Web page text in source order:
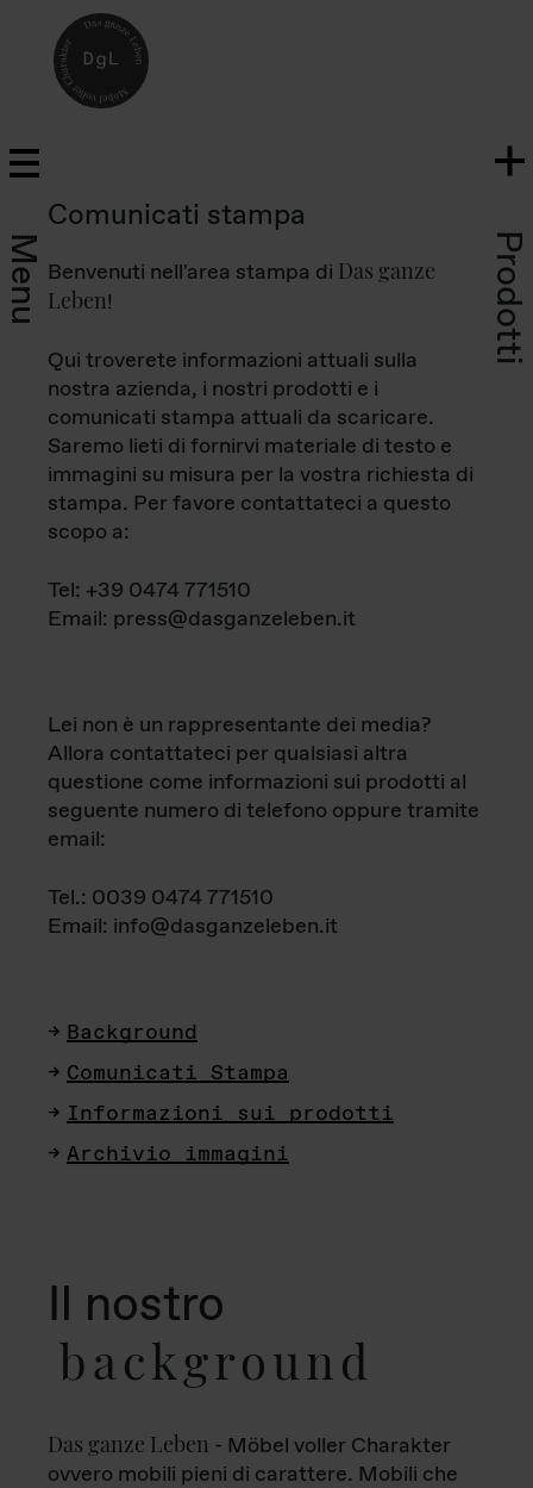
Menu Prodotti
Comunicati stampa
Benvenuti nell'area stampa di Das ganze
Leben!
Qui troverete informazioni attuali sulla
nostra azienda, i nostri prodotti e i
comunicati stampa attuali da scaricare.
Saremo lieti di fornirvi materiale di testo e
immagini su misura per la vostra richiesta di
stampa. Per favore contattateci a questo
scopo a:
Tel: +39 0474 771510
Email: press@dasganzeleben.it
Lei non è un rappresentante dei media?
Allora contattateci per qualsiasi altra
questione come informazioni sui prodotti al
seguente numero di telefono oppure tramite
email:
Tel.: 0039 0474 771510
Email: info@dasganzeleben.it
Background
Comunicati Stampa
Informazioni sui prodotti
Archivio immagini
Il nostro
background
Das ganze Leben - Möbel voller Charakter
ovvero mobili pieni di carattere. Mobili che